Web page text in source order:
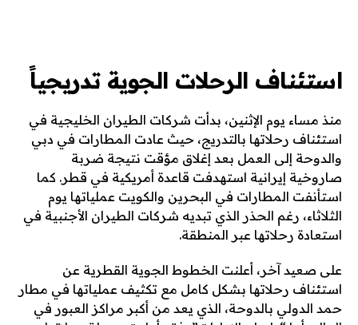
استئناف الرحلات الجوية تدريجياً
منذ مساء يوم الإثنين، بدأت شركات الطيران الخليجية في
استئناف رحلاتها بالتدريج، حيث عادت المطارات في دبي
والدوحة إلى العمل بعد إغلاق مؤقت نتيجة ضربة
صاروخية إيرانية استهدفت قاعدة أمريكية في قطر. كما
استأنفت المطارات في البحرين والكويت عملياتها يوم
الثلاثاء، رغم الحذر الذي تبديه شركات الطيران الأجنبية في
استعادة رحلاتها عبر المنطقة.
على صعيد آخر، أعلنت الخطوط الجوية القطرية عن
استئناف رحلاتها بشكل كامل مع تكثيف عملياتها في مطار
حمد الدولي بالدوحة، الذي يعد من أكبر مراكز العبور في